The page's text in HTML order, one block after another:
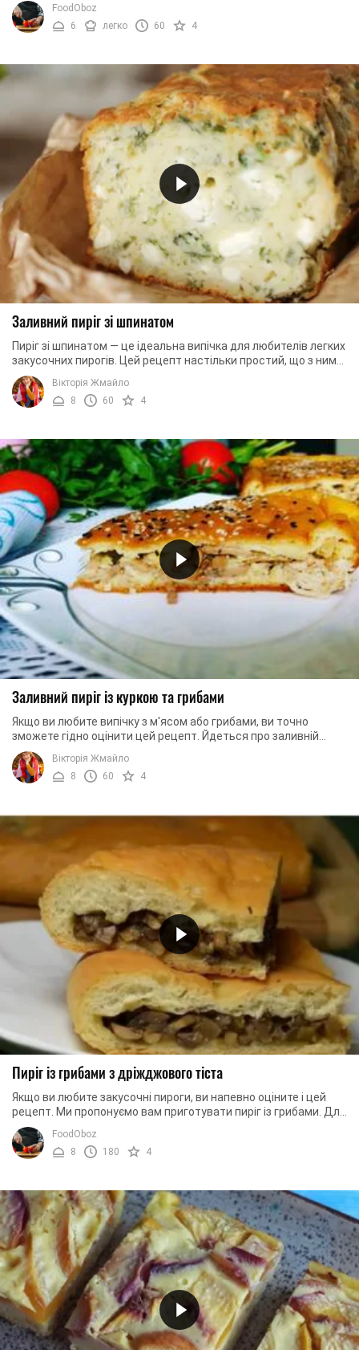
FoodOboz
6
легко 60 4
Заливний пиріг зі шпинатом
Пиріг зі шпинатом — це ідеальна випічка для любителів легких
закусочних пирогів. Цей рецепт настільки простий, що з ним
впорається навіть не дуже ...
Вікторія Жмайло
8
60 4
Заливний пиріг із куркою та грибами
Якщо ви любите випічку з м'ясом або грибами, ви точно
зможете гідно оцінити цей рецепт. Йдеться про заливній
пиріг із куркою і грибами. Його готувати ...
Вікторія Жмайло
8
60 4
Пиріг із грибами з дріжджового тіста
Якщо ви любите закусочні пироги, ви напевно оціните і цей
рецепт. Ми пропонуємо вам приготувати пиріг із грибами. Для
цього рецепта знадобиться ...
FoodOboz
8
180 4